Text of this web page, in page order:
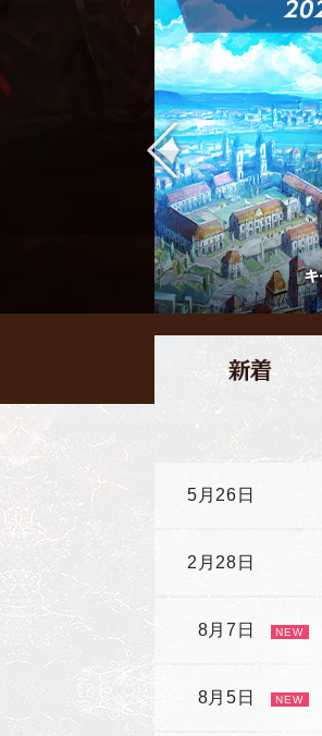
5月26日
2月28日
8月7日 NEW
8月5日 NEW